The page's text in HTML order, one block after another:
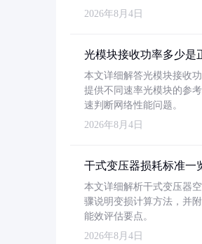
2026年8月4日
光模块接收功率多少是
本文详细解答光模块接收
提供不同速率光模块的参
速判断网络性能问题。
2026年8月4日
干式变压器损耗标准一
本文详细解析干式变压器
骤说明变损计算方法，并
能效评估要点。
2026年8月4日